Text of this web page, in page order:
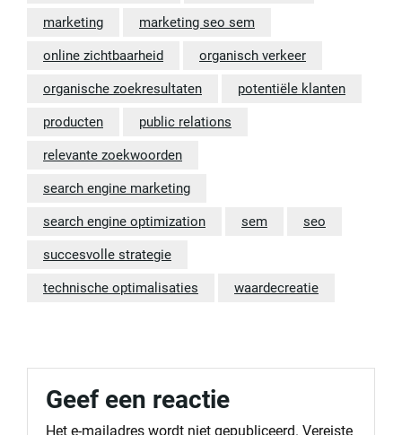
marketing marketing seo sem
online zichtbaarheid organisch verkeer
organische zoekresultaten potentiële klanten
producten public relations
relevante zoekwoorden
search engine marketing
search engine optimization sem seo
succesvolle strategie
technische optimalisaties waardecreatie
Geef een reactie
Het e-mailadres wordt niet gepubliceerd. Vereiste